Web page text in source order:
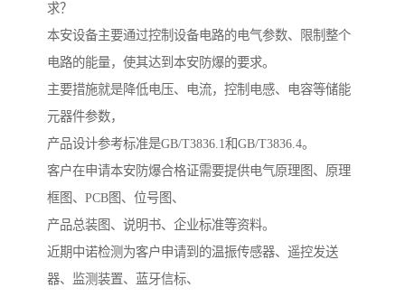
求？
本安设备主要通过控制设备电路的电气参数、限制整个
电路的能量，使其达到本安防爆的要求。
主要措施就是降低电压、电流，控制电感、电容等储能
元器件参数，
产品设计参考标准是GB/T3836.1和GB/T3836.4。
客户在申请本安防爆合格证需要提供电气原理图、原理
框图、PCB图、位号图、
产品总装图、说明书、企业标准等资料。
近期中诺检测为客户申请到的温振传感器、遥控发送
器、监测装置、蓝牙信标、